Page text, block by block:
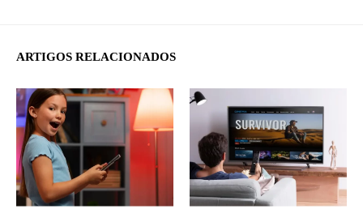
ARTIGOS RELACIONADOS